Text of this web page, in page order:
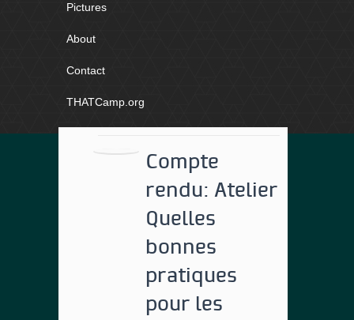
Pictures
About
Contact
THATCamp.org
Compte
rendu: Atelier
Quelles
bonnes
pratiques
pour les